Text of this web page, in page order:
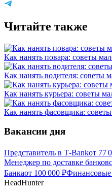
Читайте также
Как нанять повара: советы
Как нанять водителя: советы
Как нанять курьера: советы
Как нанять фасовщика:
Вакансии дня
Представитель в Т-Bankот 77
Менеджер по доставке
Банкаот 100 000 ₽
HeadHunter